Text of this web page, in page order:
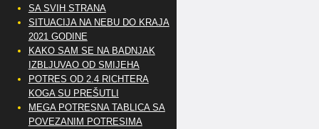
SA SVIH STRANA
SITUACIJA NA NEBU DO KRAJA
2021 GODINE
KAKO SAM SE NA BADNJAK
IZBLJUVAO OD SMIJEHA
POTRES OD 2.4 RICHTERA
KOGA SU PREŠUTLI
MEGA POTRESNA TABLICA SA
POVEZANIM POTRESIMA